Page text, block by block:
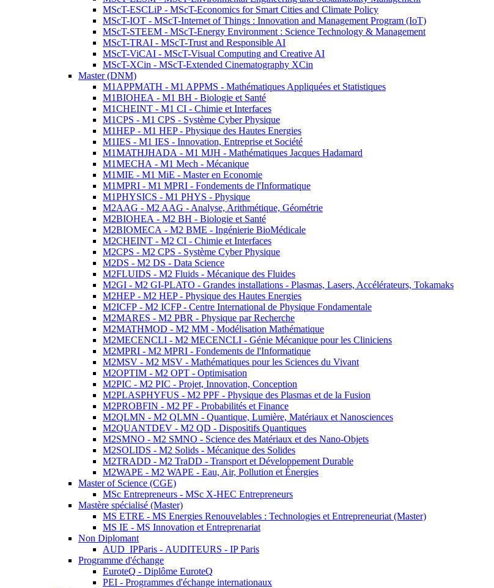
MScT-ESCLiP - MScT-Economics for Smart Cities and Climate Policy
MScT-IOT - MScT-Internet of Things : Innovation and Management Program (IoT)
MScT-STEEM - MScT-Energy Environment : Science Technology & Management
MScT-TRAI - MScT-Trust and Responsible AI
MScT-ViCAI - MScT-Visual Computing and Creative AI
MScT-XCin - MScT-Extended Cinematography XCin
Master (DNM)
M1APPMATH - M1 APPMS - Mathématiques Appliquées et Statistiques
M1BIOHEA - M1 BH - Biologie et Santé
M1CHEINT - M1 CI - Chimie et Interfaces
M1CPS - M1 CPS - Système Cyber Physique
M1HEP - M1 HEP - Physique des Hautes Energies
M1IES - M1 IES - Innovation, Entreprise et Société
M1MATHJHADA - M1 MJH - Mathématiques Jacques Hadamard
M1MECHA - M1 Mech - Mécanique
M1MIE - M1 MiE - Master en Economie
M1MPRI - M1 MPRI - Fondements de l'Informatique
M1PHYSICS - M1 PHYS - Physique
M2AAG - M2 AAG - Analyse, Arithmétique, Géométrie
M2BIOHEA - M2 BH - Biologie et Santé
M2BIOMECA - M2 BME - Ingénierie BioMédicale
M2CHEINT - M2 CI - Chimie et Interfaces
M2CPS - M2 CPS - Système Cyber Physique
M2DS - M2 DS - Data Science
M2FLUIDS - M2 Fluids - Mécanique des Fluides
M2GI - M2 GI-PLATO - Grandes installations - Plasmas, Lasers, Accélérateurs, Tokamaks
M2HEP - M2 HEP - Physique des Hautes Energies
M2ICFP - M2 ICFP - Centre International de Physique Fondamentale
M2MARES - M2 PBR - Physique par Recherche
M2MATHMOD - M2 MM - Modélisation Mathématique
M2MECENCLI - M2 MECENCLI - Génie Mécanique pour les Cliniciens
M2MPRI - M2 MPRI - Fondements de l'Informatique
M2MSV - M2 MSV - Mathématiques pour les Sciences du Vivant
M2OPTIM - M2 OPT - Optimisation
M2PIC - M2 PIC - Projet, Innovation, Conception
M2PLASPHYFUS - M2 PPF - Physique des Plasmas et de la Fusion
M2PROBFIN - M2 PF - Probabilités et Finance
M2QLMN - M2 QLMN - Quantique, Lumière, Matériaux et Nanosciences
M2QUANTDEV - M2 QD - Dispositifs Quantiques
M2SMNO - M2 SMNO - Science des Matériaux et des Nano-Objets
M2SOLIDS - M2 Solids - Mécanique des Solides
M2TRADD - M2 TraDD - Transport et Développement Durable
M2WAPE - M2 WAPE - Eau, Air, Pollution et Énergies
Master of Science (CGE)
MSc Entrepreneurs - MSc X-HEC Entrepreneurs
Mastère spécialisé (Master)
MS ETRE - MS Energies Renouvelables : Technologies et Entrepreneuriat (Master)
MS IE - MS Innovation et Entreprenariat
Non Diplomant
AUD_IPParis - AUDITEURS - IP Paris
Programme d'échange
EuroteQ - Diplôme EuroteQ
PEI - Programmes d'échange internationaux